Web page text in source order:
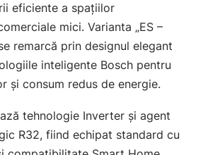
eficiente a spațiilor
mici. Varianta „ES –
remarcă prin designul elegant
inteligente Bosch pentru
și consum redus de energie.
tehnologie Inverter și agent
R32, fiind echipat standard cu